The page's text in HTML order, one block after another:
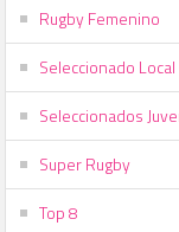
Rugby Femenino
Seleccionado Local
Seleccionados
Super Rugby
Top 8